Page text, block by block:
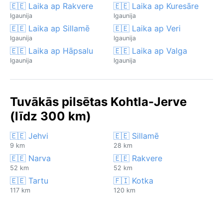
🇪🇪 Laika ap Rakvere
Igaunija
🇪🇪 Laika ap Kuresāre
Igaunija
🇪🇪 Laika ap Sillamē
Igaunija
🇪🇪 Laika ap Veri
Igaunija
🇪🇪 Laika ap Hāpsalu
Igaunija
🇪🇪 Laika ap Valga
Igaunija
Tuvākās pilsētas Kohtla-Jerve
(līdz 300 km)
🇪🇪 Jehvi
9 km
🇪🇪 Sillamē
28 km
🇪🇪 Narva
52 km
🇪🇪 Rakvere
52 km
🇪🇪 Tartu
117 km
🇫🇮 Kotka
120 km